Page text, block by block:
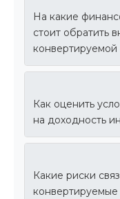
На какие
стоит обратить
конвертируемой
Как оценить
на доходность
Какие риски